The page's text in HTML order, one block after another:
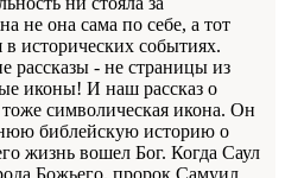
не она сама по себе, а тот
в исторических событиях.
рассказы - не страницы из
иконы! И наш рассказ о
символическая икона. Он
библейскую историю о
жизнь вошел Бог. Когда Саул
Божьего, пророк Самуил